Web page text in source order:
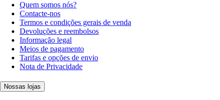
Quem somos nós?
Contacte-nos
Termos e condições gerais de venda
Devoluções e reembolsos
Informação legal
Meios de pagamento
Tarifas e opções de envio
Nota de Privacidade
Nossas lojas